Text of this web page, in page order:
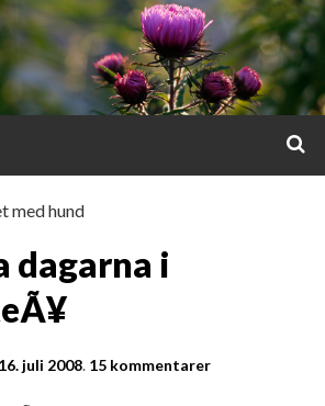
i ord & bild
med hund
dagarna i
16. juli 2008. 15 kommentarer